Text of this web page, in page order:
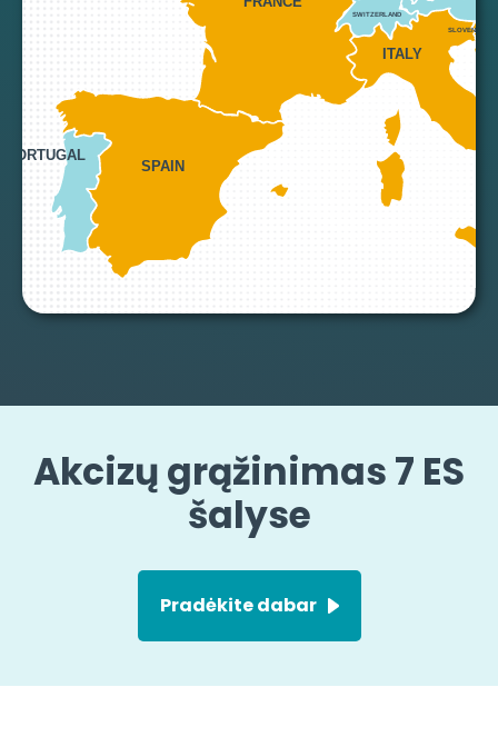
SWITZERLAND
ITALY
PORTUGAL
SPAIN
SLOVENIA
Akcizų grąžinimas 7 ES
šalyse
Pradėkite dabar